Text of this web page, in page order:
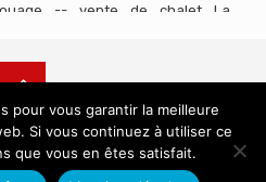
-- vente de chalet La
ACTIV LOISIRS. Tous droits
:
Agence de
|Mentions légales
pour vous garantir la meilleure
Si vous continuez à utiliser ce
que vous en êtes satisfait.